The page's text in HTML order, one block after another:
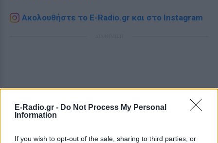
E-Radio.gr - Do Not Process My Personal
Information
If you wish to opt-out of the sale, sharing to third parties, or
Ακολουθήστε το E-Radio.gr και στο Instagram